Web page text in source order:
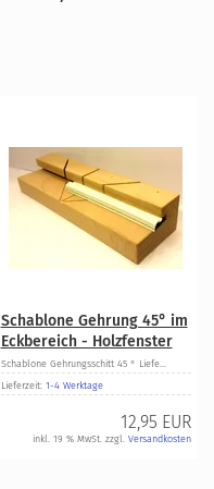
Schablone Gehrung 45° im
Eckbereich - Holzfenster
Schablone Gehrungsschitt 45 ° Liefe...
Lieferzeit: 1-4 Werktage
12,95 EUR
inkl. 19 % MwSt. zzgl. Versandkosten